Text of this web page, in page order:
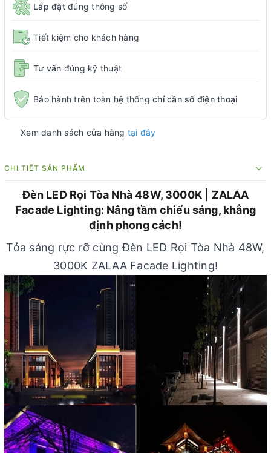
Lắp đặtđúng thông số
Tiết kiệm cho khách hàng
Tư vấn đúng kỹ thuật
Bảo hành trên toàn hệ thống chỉ cần số điện thoại
Xem danh sách cửa hàng tại đây
CHI TIẾT SẢN PHẨM
Đèn LED Rọi Tòa Nhà 48W, 3000K | ZALAA
Facade Lighting: Nâng tầm chiếu sáng, khẳng
định phong cách!
Tỏa sáng rực rỡ cùng Đèn LED Rọi Tòa Nhà 48W,
3000K ZALAA Facade Lighting!